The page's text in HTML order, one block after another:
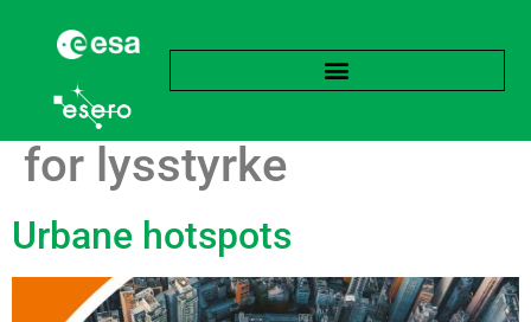
Stikkord:Temperatur
for lysstyrke
Urbane hotspots